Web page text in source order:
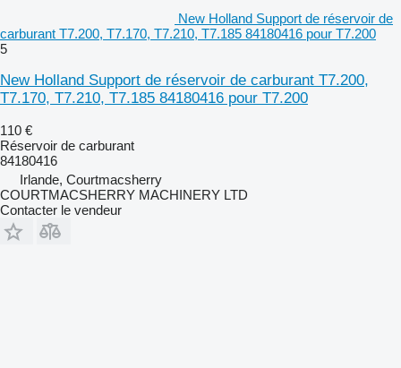
New Holland Support de réservoir de
carburant T7.200, T7.170, T7.210, T7.185 84180416 pour T7.200
5
New Holland Support de réservoir de carburant T7.200,
T7.170, T7.210, T7.185 84180416 pour T7.200
110 €
Réservoir de carburant
84180416
Irlande, Courtmacsherry
COURTMACSHERRY MACHINERY LTD
Contacter le vendeur